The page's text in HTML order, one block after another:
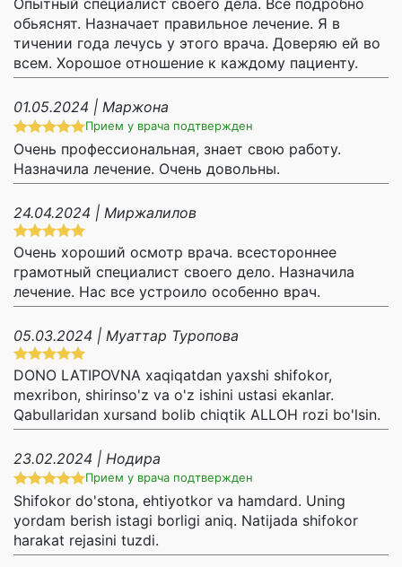
Опытный специалист своего дела. Все подробно
обьяснят. Назначает правильное лечение. Я в
тичении года лечусь у этого врача. Доверяю ей во
всем. Хорошое отношение к каждому пациенту.
01.05.2024 | Маржона
Прием у врача подтвержден
Очень профессиональная, знает свою работу.
Назначила лечение. Очень довольны.
24.04.2024 | Миржалилов
Очень хороший осмотр врача. всестороннее
грамотный специалист своего дело. Назначила
лечение. Нас все устроило особенно врач.
05.03.2024 | Муаттар Туропова
DONO LATIPOVNA xaqiqatdan yaxshi shifokor,
mexribon, shirinso'z va o'z ishini ustasi ekanlar.
Qabullaridan xursand bolib chiqtik ALLOH rozi bo'lsin.
23.02.2024 | Нодира
Прием у врача подтвержден
Shifokor do'stona, ehtiyotkor va hamdard. Uning
yordam berish istagi borligi aniq. Natijada shifokor
harakat rejasini tuzdi.